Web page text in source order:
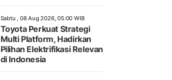
Sabtu , 08 Aug 2026, 05:00 WIB
Toyota Perkuat Strategi
Multi Platform, Hadirkan
Pilihan Elektrifikasi Relevan
di Indonesia